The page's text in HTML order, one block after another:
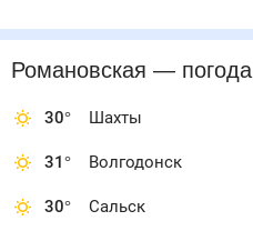
Романовская —
30° Шахты
31° Волгодонск
30° Сальск